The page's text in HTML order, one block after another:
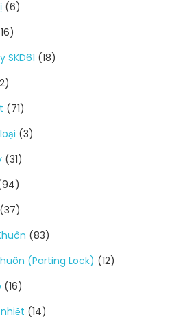
(6)
(18)
(71)
(3)
(31)
(37)
(83)
(Parting Lock) (12)
(16)
(14)